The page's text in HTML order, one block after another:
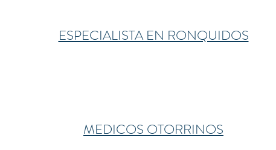
ESPECIALISTA EN RONQUIDOS
MEDICOS OTORRINOS